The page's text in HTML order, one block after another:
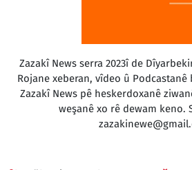
Zazakî News serra 2023î de
Rojane xeberan, vîdeo û Podcastanê
Zazakî News pê heskerdoxanê
weşanê xo rê dewam keno.